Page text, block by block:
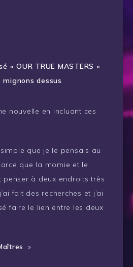
« OUR TRUE MASTERS »
dessus
nouvelle en incluant ces
que je le pensais au
que la momie et le
à deux endroits très
fait des recherches et j’ai
faire le lien entre les deux
. »